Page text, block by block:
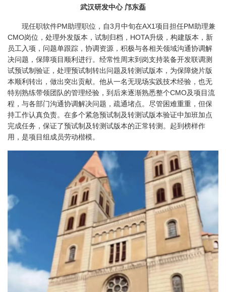
武汉研发中心 邝东磊
现任职软件PM助理职位，自3月中旬在AX1项目担任PM助理兼
CMO岗位，处理外发版本，试制归档，HOTA升级，构建版本，新
员工入项，问题单跟踪，协调资源，积极与各相关领域沟通协调解
决问题，保障项目顺利进行。经常性周末到岗支持装备开发联调测
试预试制验证，处理预试制转出问题及转测试版本，为保障烧片版
本顺利转出，做出突出贡献。他从一名无现场实践技术经验，也无
特别熟练带领团队的管理经验，到后来逐渐熟悉整个CMO及项目流
程，与各部门沟通协调解决问题，疏通堵点。尽管困难重重，但保
持工作认真负责。在多个紧急预试制及转测试版本验证中加班加点
完成任务，保证了预试制及转测试版本的正常转测。起到榜样作
用，是项目组成员劳动楷模。